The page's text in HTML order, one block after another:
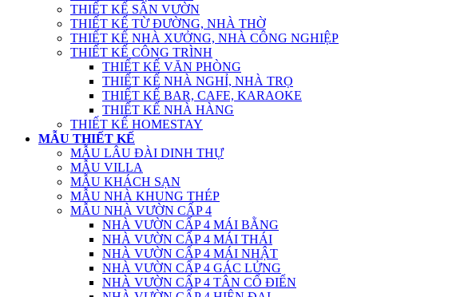
THIẾT KẾ SÂN VƯỜN
THIẾT KẾ TỪ ĐƯỜNG, NHÀ THỜ
THIẾT KẾ NHÀ XƯỞNG, NHÀ CÔNG NGHIỆP
THIẾT KẾ CÔNG TRÌNH
THIẾT KẾ VĂN PHÒNG
THIẾT KẾ NHÀ NGHỈ, NHÀ TRỌ
THIẾT KẾ BAR, CAFE, KARAOKE
THIẾT KẾ NHÀ HÀNG
THIẾT KẾ HOMESTAY
MẪU THIẾT KẾ
MẪU LÂU ĐÀI DINH THỰ
MẪU VILLA
MẪU KHÁCH SẠN
MẪU NHÀ KHUNG THÉP
MẪU NHÀ VƯỜN CẤP 4
NHÀ VƯỜN CẤP 4 MÁI BẰNG
NHÀ VƯỜN CẤP 4 MÁI THÁI
NHÀ VƯỜN CẤP 4 MÁI NHẬT
NHÀ VƯỜN CẤP 4 GÁC LỬNG
NHÀ VƯỜN CẤP 4 TÂN CỔ ĐIỂN